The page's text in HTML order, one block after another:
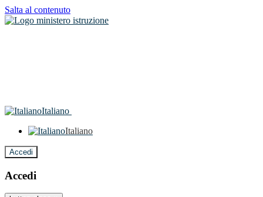
Salta al contenuto
Italiano
Italiano
Accedi
Accedi